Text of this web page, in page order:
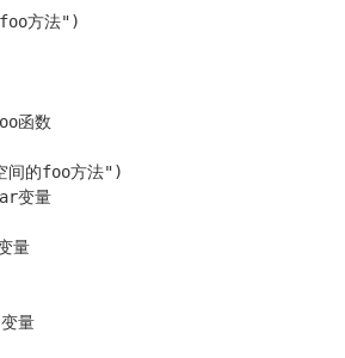
方法")
函数
foo方法")
变量
量
量